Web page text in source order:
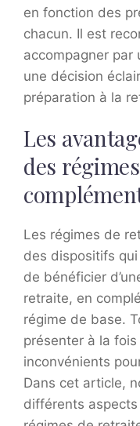
en fonction des
chacun. Il est
accompagner par
une décision
préparation à la
Les
des
Les régimes de
des dispositifs
de bénéficier
retraite, en
régime de base.
présenter à la
inconvénients
Dans cet article,
différents